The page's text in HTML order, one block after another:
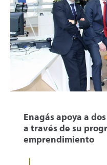
Enagás apoya a
a través de su
emprendimiento